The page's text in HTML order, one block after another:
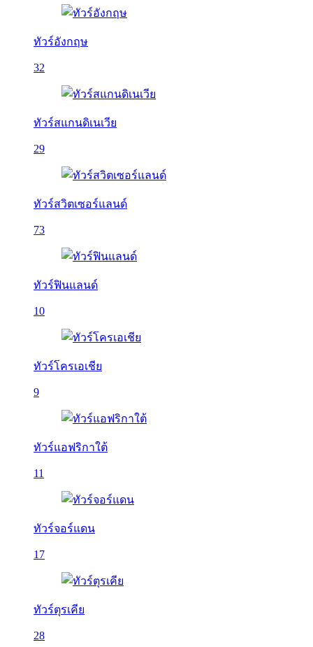
ทัวร์อังกฤษ
32
ทัวร์สแกนดิเนเวีย
29
ทัวร์สวิตเซอร์แลนด์
73
ทัวร์ฟินแลนด์
10
ทัวร์โครเอเชีย
9
ทัวร์แอฟริกาใต้
11
ทัวร์จอร์แดน
17
ทัวร์ตุรเคีย
28